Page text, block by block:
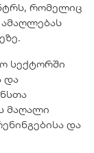
რომელიც
სექტორში
და
მაღალი
და